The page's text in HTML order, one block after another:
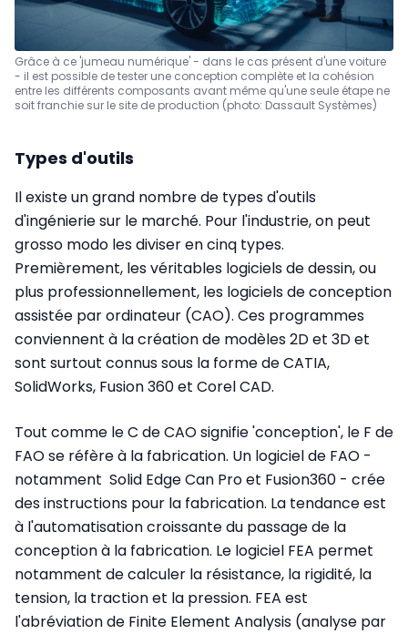
Grâce à ce 'jumeau numérique' - dans le cas présent d'une voiture
- il est possible de tester une conception complète et la cohésion
entre les différents composants avant même qu'une seule étape ne
soit franchie sur le site de production (photo: Dassault Systèmes)
Types d'outils
Il existe un grand nombre de types d'outils
d'ingénierie sur le marché. Pour l'industrie, on peut
grosso modo les diviser en cinq types.
Premièrement, les véritables logiciels de dessin, ou
plus professionnellement, les logiciels de conception
assistée par ordinateur (CAO). Ces programmes
conviennent à la création de modèles 2D et 3D et
sont surtout connus sous la forme de CATIA,
SolidWorks, Fusion 360 et Corel CAD.
Tout comme le C de CAO signifie 'conception', le F de
FAO se réfère à la fabrication. Un logiciel de FAO -
notamment Solid Edge Can Pro et Fusion360 - crée
des instructions pour la fabrication. La tendance est
à l'automatisation croissante du passage de la
conception à la fabrication. Le logiciel FEA permet
notamment de calculer la résistance, la rigidité, la
tension, la traction et la pression. FEA est
l'abréviation de Finite Element Analysis (analyse par